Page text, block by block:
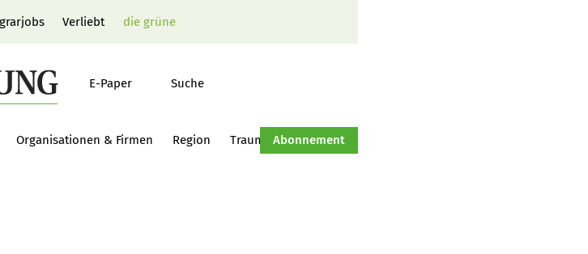
Verliebt die grüne
E-Paper Suche
Organisationen & Firmen Region Traumtraktor Hof-Management
Abonnement